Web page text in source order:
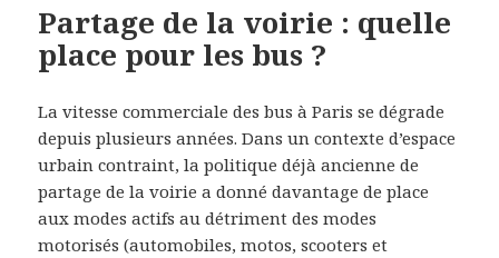
Partage de la voirie : quelle
place pour les bus ?
La vitesse commerciale des bus à Paris se dégrade
depuis plusieurs années. Dans un contexte d’espace
urbain contraint, la politique déjà ancienne de
partage de la voirie a donné davantage de place
aux modes actifs au détriment des modes
motorisés (automobiles, motos, scooters et